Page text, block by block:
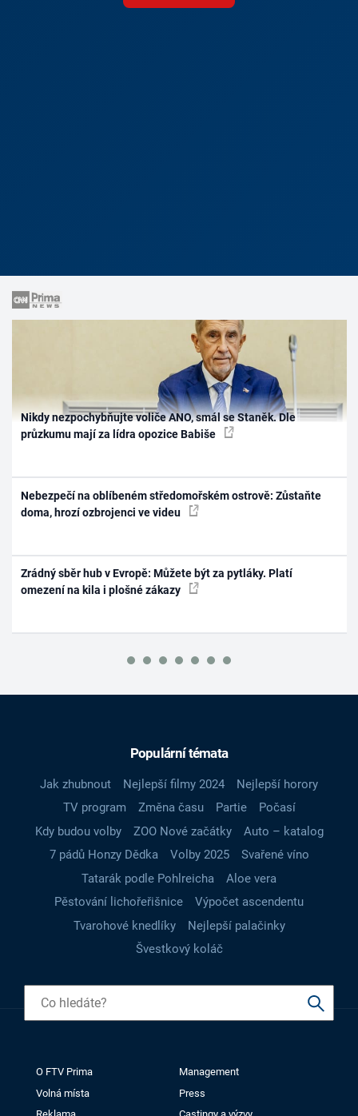
Nikdy nezpochybňujte voliče ANO, smál se Staněk. Dle
průzkumu mají za lídra opozice Babiše
Nebezpečí na oblíbeném středomořském ostrově: Zůstaňte
doma, hrozí ozbrojenci ve videu
Zrádný sběr hub v Evropě: Můžete být za pytláky. Platí
omezení na kila i plošné zákazy
Populární témata
Jak zhubnout Nejlepší filmy 2024
Nejlepší horory
TV program
Změna času Partie
Počasí
Kdy budou volby
ZOO Nové začátky
Auto – katalog
7 pádů Honzy Dědka
Volby 2025
Svařené víno
Tatarák podle Pohlreicha
Aloe vera
Pěstování lichořeřišnice
Výpočet ascendentu
Tvarohové knedlíky
Nejlepší palačinky
Švestkový koláč
O FTV Prima
Management
Volná místa
Press